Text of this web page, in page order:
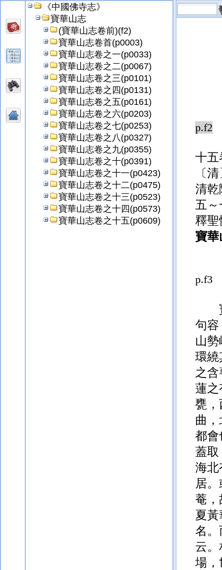
《中國佛寺志》
寶華山志
(寶華山志卷前)(f2)
寶華山志卷首(p0003)
寶華山志卷之一(p0033)
寶華山志卷之二(p0067)
寶華山志卷之三(p0101)
寶華山志卷之四(p0131)
寶華山志卷之五(p0161)
寶華山志卷之六(p0203)
寶華山志卷之七(p0253)
寶華山志卷之八(p0327)
寶華山志卷之九(p0355)
寶華山志卷之十(p0391)
寶華山志卷之十一(p0423)
寶華山志卷之十二(p0475)
寶華山志卷之十三(p0523)
寶華山志卷之十四(p0573)
寶華山志卷之十五(p0609)
p.f2
十
〔
清乾
五
釋聖
寶華
p.f3
句容
山
環繞
之
蓮之
甕，
曲
都會
蓋取
海北
居
菴，
夏黃
名。
云
場，